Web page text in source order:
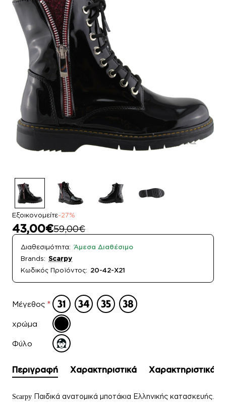
Εξοικονομείτε-27%
43,00€59,00€
Διαθεσιμότητα: Άμεσα Διαθέσιμο
Brands: Scarpy
Κωδικός Προϊόντος: 20-42-Χ21
Μέγεθος
χρώμα
Φύλο
Περιγραφή Χαρακτηριστικά Χαρακτηριστικά
Scarpy Παιδικά ανατομικά μποτάκια Ελληνικής κατασκευής.